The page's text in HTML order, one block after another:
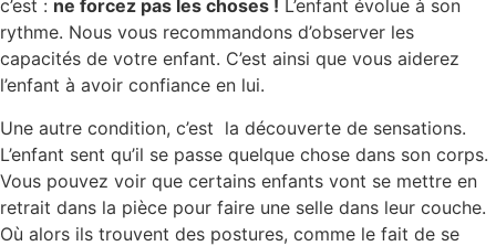
c’est : ne forcez pas les choses ! L’enfant évolue à son
rythme. Nous vous recommandons d’observer les
capacités de votre enfant. C’est ainsi que vous aiderez
l’enfant à avoir confiance en lui.
Une autre condition, c’est la découverte de sensations.
L’enfant sent qu’il se passe quelque chose dans son corps.
Vous pouvez voir que certains enfants vont se mettre en
retrait dans la pièce pour faire une selle dans leur couche.
Où alors ils trouvent des postures, comme le fait de se